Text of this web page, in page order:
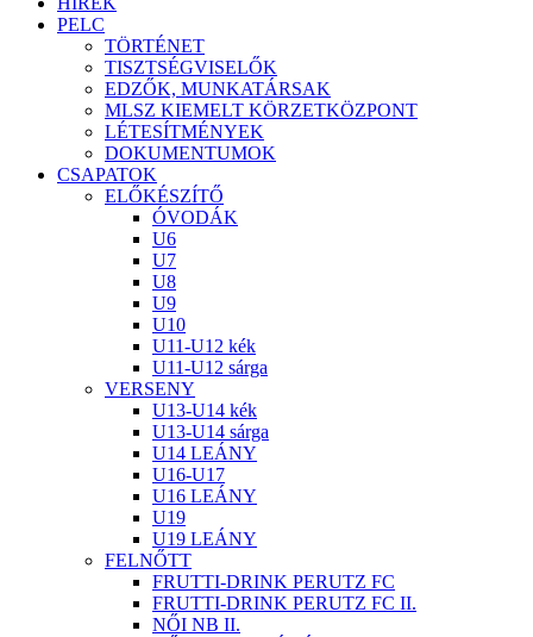
PELC
TÖRTÉNET
TISZTSÉGVISELŐK
EDZŐK, MUNKATÁRSAK
MLSZ KIEMELT KÖRZETKÖZPONT
LÉTESÍTMÉNYEK
DOKUMENTUMOK
CSAPATOK
ELŐKÉSZÍTŐ
ÓVODÁK
U6
U7
U8
U9
U10
U11-U12 kék
U11-U12 sárga
VERSENY
U13-U14 kék
U13-U14 sárga
U14 LEÁNY
U16-U17
U16 LEÁNY
U19
U19 LEÁNY
FELNŐTT
FRUTTI-DRINK PERUTZ FC
FRUTTI-DRINK PERUTZ FC II.
NŐI NB II.